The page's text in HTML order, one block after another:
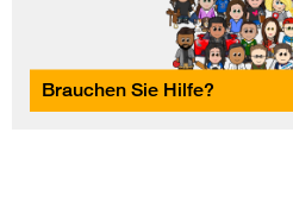
Brauchen Sie Hilfe?